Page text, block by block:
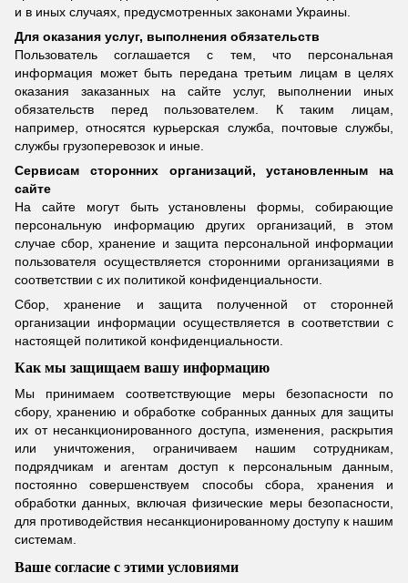
и в иных случаях, предусмотренных законами Украины.
Для оказания услуг, выполнения обязательств
Пользователь соглашается с тем, что персональная
информация может быть передана третьим лицам в целях
оказания заказанных на сайте услуг, выполнении иных
обязательств перед пользователем. К таким лицам,
например, относятся курьерская служба, почтовые службы,
службы грузоперевозок и иные.
Сервисам сторонних организаций, установленным на
сайте
На сайте могут быть установлены формы, собирающие
персональную информацию других организаций, в этом
случае сбор, хранение и защита персональной информации
пользователя осуществляется сторонними организациями в
соответствии с их политикой конфиденциальности.
Сбор, хранение и защита полученной от сторонней
организации информации осуществляется в соответствии с
настоящей политикой конфиденциальности.
Как мы защищаем вашу информацию
Мы принимаем соответствующие меры безопасности по
сбору, хранению и обработке собранных данных для защиты
их от несанкционированного доступа, изменения, раскрытия
или уничтожения, ограничиваем нашим сотрудникам,
подрядчикам и агентам доступ к персональным данным,
постоянно совершенствуем способы сбора, хранения и
обработки данных, включая физические меры безопасности,
для противодействия несанкционированному доступу к нашим
системам.
Ваше согласие с этими условиями